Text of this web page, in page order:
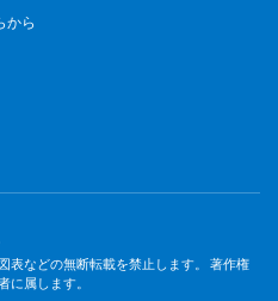
から
表などの無断転載を禁止します。 著作権
に属します。